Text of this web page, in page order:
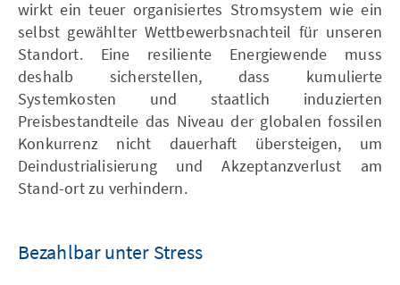
wirkt ein teuer organisiertes Stromsystem wie ein
selbst gewählter Wettbewerbsnachteil für unseren
Standort. Eine resiliente Energiewende muss
deshalb sicherstellen, dass kumulierte
Systemkosten und staatlich induzierten
Preisbestandteile das Niveau der globalen fossilen
Konkurrenz nicht dauerhaft übersteigen, um
Deindustrialisierung und Akzeptanzverlust am
Stand-ort zu verhindern.
Bezahlbar unter Stress